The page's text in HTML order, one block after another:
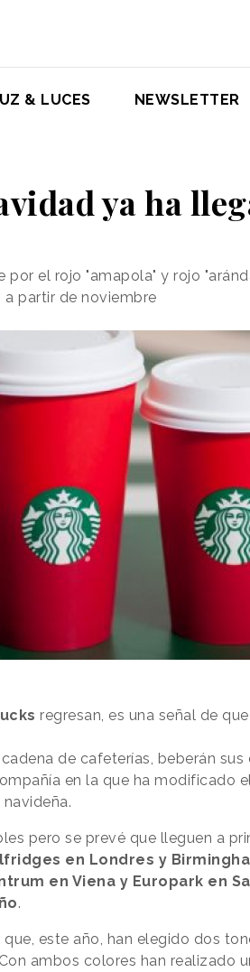
& LUCES NEWSLETTER
ya ha
por el rojo "amapola" y rojo
a partir de noviembre
regresan, es una señal de
de cafeterías, beberán sus
en la que ha modificado
pero se prevé que lleguen a
en Londres y
en Viena y Europark en
.
este año, han elegido dos
Con ambos colores han realizado